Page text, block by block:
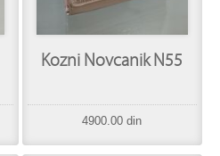
Kozni Novcanik N55
4900.00 din